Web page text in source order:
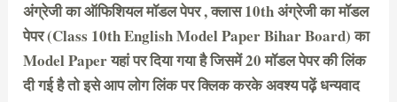
अंग्रेजी का ऑफिशियल मॉडल पेपर , क्लास 10th अंग्रेजी का मॉडल
पेपर (Class 10th English Model Paper Bihar Board) का
Model Paper यहां पर दिया गया है जिसमें 20 मॉडल पेपर की लिंक
दी गई है तो इसे आप लोग लिंक पर क्लिक करके अवश्य पढ़ें धन्यवाद